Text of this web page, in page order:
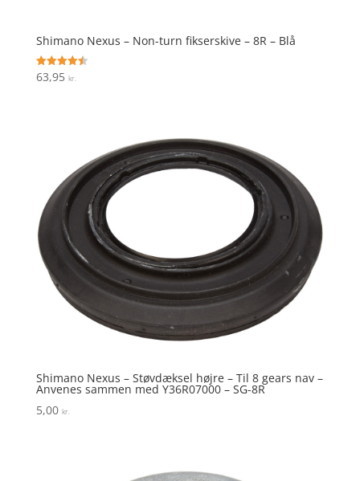
Shimano Nexus – Non-turn fikserskive – 8R – Blå
Vurderet
4.5
63,95 kr.
Shimano Nexus – Støvdæksel højre – Til 8 gears nav –
Anvenes sammen med Y36R07000 – SG-8R
5,00 kr.